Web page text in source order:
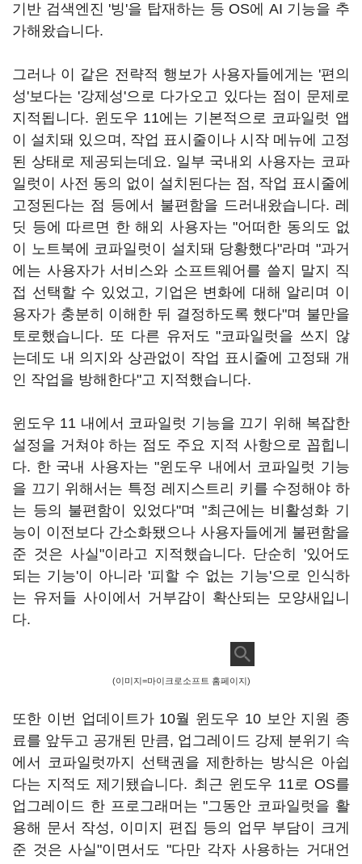
기반 검색엔진 '빙'을 탑재하는 등 OS에 AI 기능을 추
가해왔습니다.
그러나 이 같은 전략적 행보가 사용자들에게는 '편의
성'보다는 '강제성'으로 다가오고 있다는 점이 문제로
지적됩니다. 윈도우 11에는 기본적으로 코파일럿 앱
이 설치돼 있으며, 작업 표시줄이나 시작 메뉴에 고정
된 상태로 제공되는데요. 일부 국내외 사용자는 코파
일럿이 사전 동의 없이 설치된다는 점, 작업 표시줄에
고정된다는 점 등에서 불편함을 드러내왔습니다. 레
딧 등에 따르면 한 해외 사용자는 "어떠한 동의도 없
이 노트북에 코파일럿이 설치돼 당황했다"라며 "과거
에는 사용자가 서비스와 소프트웨어를 쓸지 말지 직
접 선택할 수 있었고, 기업은 변화에 대해 알리며 이
용자가 충분히 이해한 뒤 결정하도록 했다"며 불만을
토로했습니다. 또 다른 유저도 "코파일럿을 쓰지 않
는데도 내 의지와 상관없이 작업 표시줄에 고정돼 개
인 작업을 방해한다"고 지적했습니다.
윈도우 11 내에서 코파일럿 기능을 끄기 위해 복잡한
설정을 거쳐야 하는 점도 주요 지적 사항으로 꼽힙니
다. 한 국내 사용자는 "윈도우 내에서 코파일럿 기능
을 끄기 위해서는 특정 레지스트리 키를 수정해야 하
는 등의 불편함이 있었다"며 "최근에는 비활성화 기
능이 이전보다 간소화됐으나 사용자들에게 불편함을
준 것은 사실"이라고 지적했습니다. 단순히 '있어도
되는 기능'이 아니라 '피할 수 없는 기능'으로 인식하
는 유저들 사이에서 거부감이 확산되는 모양새입니
다.
(이미지=마이크로소프트 홈페이지)
또한 이번 업데이트가 10월 윈도우 10 보안 지원 종
료를 앞두고 공개된 만큼, 업그레이드 강제 분위기 속
에서 코파일럿까지 선택권을 제한하는 방식은 아쉽
다는 지적도 제기됐습니다. 최근 윈도우 11로 OS를
업그레이드 한 프로그래머는 "그동안 코파일럿을 활
용해 문서 작성, 이미지 편집 등의 업무 부담이 크게
준 것은 사실"이면서도 "다만 각자 사용하는 거대언